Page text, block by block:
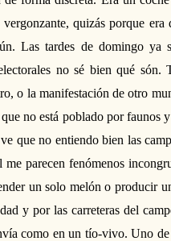
quizás porque era
Las tardes de domingo ya
no sé bien qué
o la manifestación de otro
no está poblado por faunos
que no entiendo bien las
me parecen fenómenos
un solo melón o producir
y por las carreteras del
como en un tío-vivo. Uno